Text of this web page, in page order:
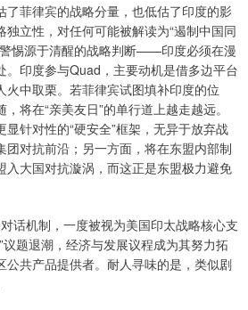
了菲律宾的战略分量，也低估了印度的影
立性，对任何可能被解读为“遏制中国同
惕源于清醒的战略判断——印度必须在漫
。印度参与Quad，主要动机是借多边平台
火中取栗。若菲律宾试图填补印度的位
将在“亲美友日”的单行道上越走越远。
针对性的“硬安全”框架，无异于放弃战
团对抗前沿；另一方面，将在东盟内部制
入大国对抗漩涡，而这正是东盟极力避免
话机制，一度被视为美国印太战略核心支
题退潮，经济与发展议程成为其努力拓
公共产品提供者。耐人寻味的是，类似剧